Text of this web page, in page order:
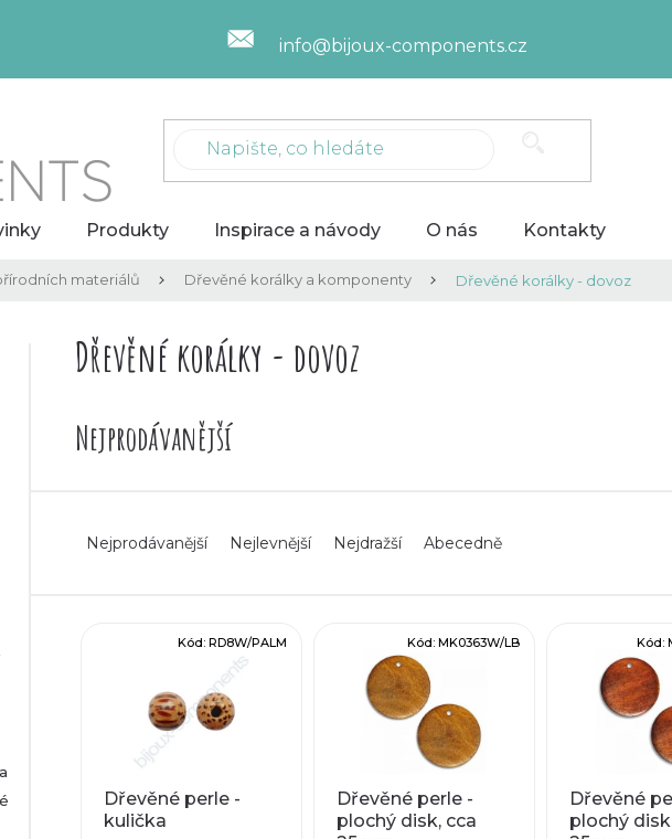
info@bijoux-components.cz
Produkty Inspirace a návody O nás Kontakty
materiálů Dřevěné korálky a komponenty Dřevěné korálky - dovoz
Dřevěné korálky - dovoz
Nejprodávanější
Nejprodávanější Nejlevnější Nejdražší Abecedně
Dřevěné perle -
kulička
Kód: RD8W/PALM
Dřevěné perle -
plochý disk, cca
Kód: MK0363W/LB
Dřevěné
plochý
Kód: